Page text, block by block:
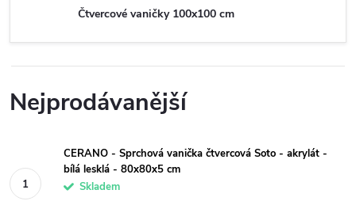
Čtvercové vaničky 100x100 cm
Nejprodávanější
CERANO - Sprchová vanička čtvercová Soto - akrylát -
bílá lesklá - 80x80x5 cm
Skladem